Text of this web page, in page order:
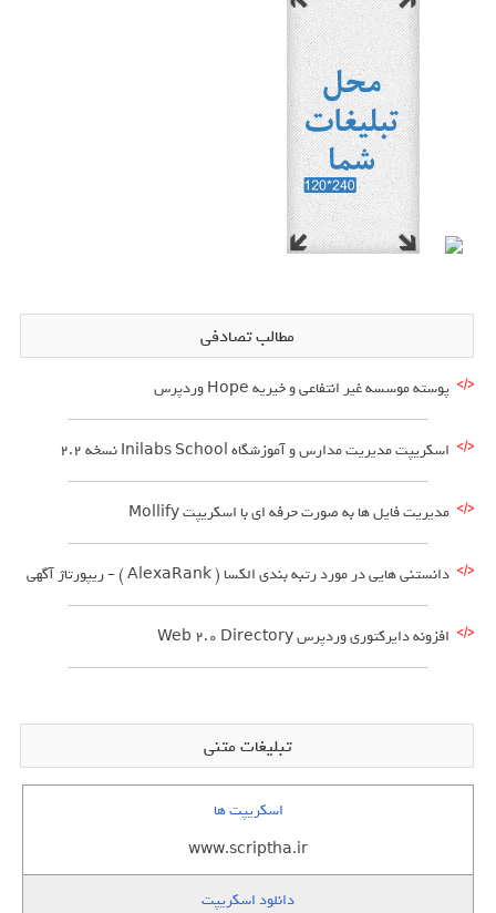
مطالب تصادفی
پوسته موسسه غیر انتفاعی و خیریه Hope وردپرس
اسکریپت مدیریت مدارس و آموزشگاه Inilabs School نسخه 2.2
مدیریت فایل ها به صورت حرفه ای با اسکریپت Mollify
دانستنی هایی در مورد رتبه بندی الکسا ( AlexaRank ) – ریپورتاژ آگهی
افزونه دایرکتوری وردپرس Web 2.0 Directory
تبلیغات متنی
اسکریپت ها
www.scriptha.ir
دانلود اسکریپت